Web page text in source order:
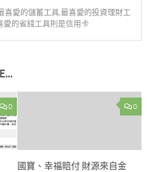
喜愛的儲蓄工具,最喜愛的投資理財工
愛的省錢工具則是信用卡
0 0
國寶、幸福賠付 財源來自金